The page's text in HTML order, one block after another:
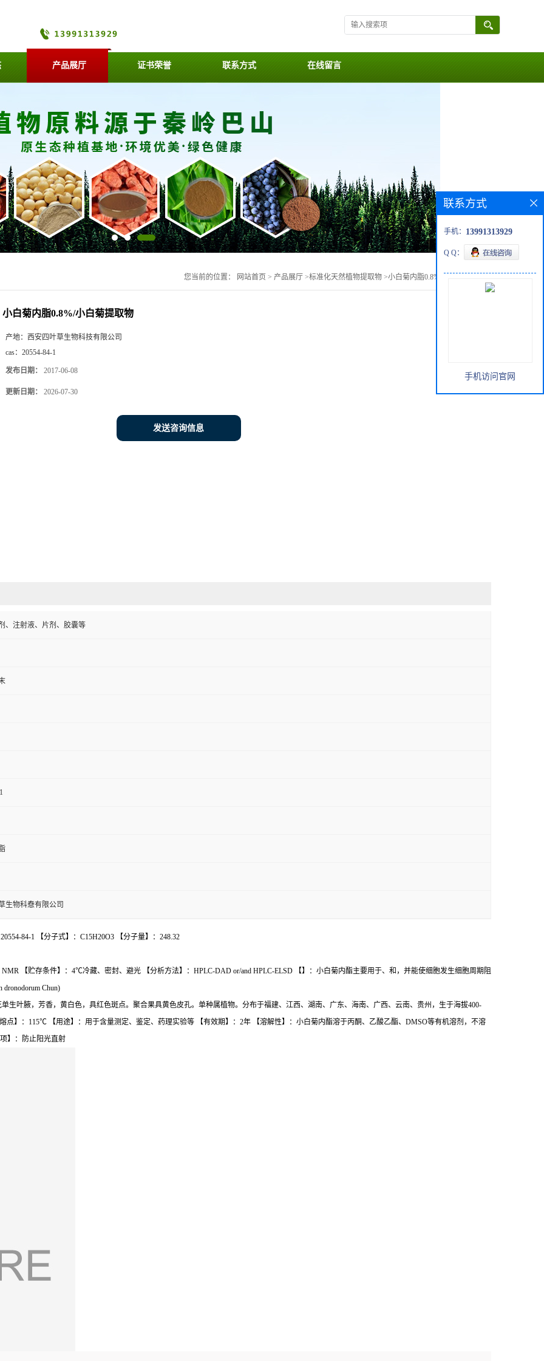
产品展厅 证书荣誉 联系方式 在线留言
您当前的位置： 网站首页 > 产品展厅 >标准化天然植物提取物 >小白菊内脂0.8%/小白菊提取物
小白菊内脂0.8%/小白菊提取物
产地： 西安四叶草生物科技有限公司
cas： 20554-84-1
发布日期： 2017-06-08
更新日期： 2026-07-30
发送咨询信息
、注射液、片剂、胶囊等
生物科憃有限公司
84-1 【分子式】：C15H20O3 【分子量】：248.32
【贮存条件】：4℃冷藏、密封、避光 【分析方法】：HPLC-DAD or/and HPLC-ELSD 【】：小白菊内酯主要用于、和，并能使细胞发生细胞周期阻
Chun)
生叶腋，芳香，黄白色，具红色斑点。聚合果具黄色皮孔。单种属植物。分布于福建、江西、湖南、广东、海南、广西、云南、贵州，生于海拔400-
点】：115℃ 【用途】：用于含量测定、鉴定、药理实验等 【有效期】：2年 【溶解性】：小白菊内酯溶于丙酮、乙酸乙酯、DMSO等有机溶剂，不溶
】：防止阳光直射
联系方式
手机： 13991313929
Q Q：
手机访问官网